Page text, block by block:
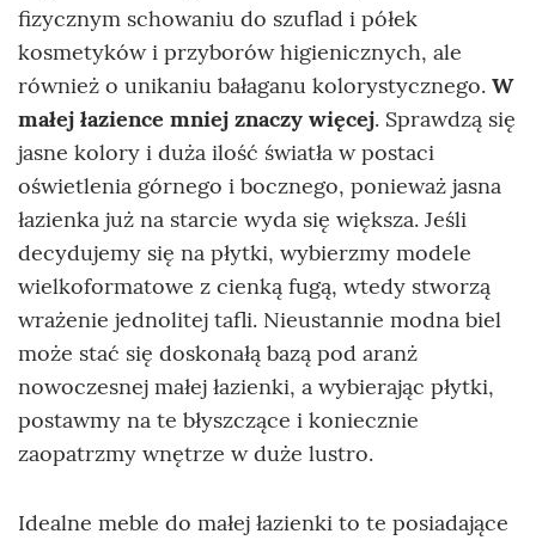
fizycznym schowaniu do szuflad i półek
kosmetyków i przyborów higienicznych, ale
również o unikaniu bałaganu kolorystycznego. W
małej łazience mniej znaczy więcej. Sprawdzą się
jasne kolory i duża ilość światła w postaci
oświetlenia górnego i bocznego, ponieważ jasna
łazienka już na starcie wyda się większa. Jeśli
decydujemy się na płytki, wybierzmy modele
wielkoformatowe z cienką fugą, wtedy stworzą
wrażenie jednolitej tafli. Nieustannie modna biel
może stać się doskonałą bazą pod aranż
nowoczesnej małej łazienki, a wybierając płytki,
postawmy na te błyszczące i koniecznie
zaopatrzmy wnętrze w duże lustro.
Idealne meble do małej łazienki to te posiadające